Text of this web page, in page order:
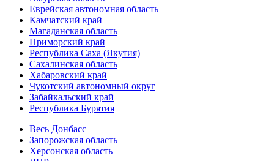
Еврейская автономная область
Камчатский край
Магаданская область
Приморский край
Республика Саха (Якутия)
Сахалинская область
Хабаровский край
Чукотский автономный округ
Забайкальский край
Республика Бурятия
Весь Донбасс
Запорожская область
Херсонская область